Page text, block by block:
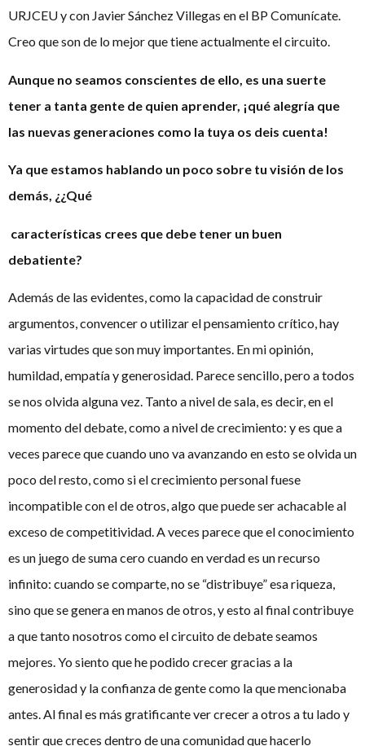
URJCEU y con Javier Sánchez Villegas en el BP Comunícate.
Creo que son de lo mejor que tiene actualmente el circuito.
Aunque no seamos conscientes de ello, es una suerte
tener a tanta gente de quien aprender, ¡qué alegría que
las nuevas generaciones como la tuya os deis cuenta!
Ya que estamos hablando un poco sobre tu visión de los
demás, ¿¿Qué
características crees que debe tener un buen
debatiente?
Además de las evidentes, como la capacidad de construir
argumentos, convencer o utilizar el pensamiento crítico, hay
varias virtudes que son muy importantes. En mi opinión,
humildad, empatía y generosidad. Parece sencillo, pero a todos
se nos olvida alguna vez. Tanto a nivel de sala, es decir, en el
momento del debate, como a nivel de crecimiento: y es que a
veces parece que cuando uno va avanzando en esto se olvida un
poco del resto, como si el crecimiento personal fuese
incompatible con el de otros, algo que puede ser achacable al
exceso de competitividad. A veces parece que el conocimiento
es un juego de suma cero cuando en verdad es un recurso
infinito: cuando se comparte, no se “distribuye” esa riqueza,
sino que se genera en manos de otros, y esto al final contribuye
a que tanto nosotros como el circuito de debate seamos
mejores. Yo siento que he podido crecer gracias a la
generosidad y la confianza de gente como la que mencionaba
antes. Al final es más gratificante ver crecer a otros a tu lado y
sentir que creces dentro de una comunidad que hacerlo